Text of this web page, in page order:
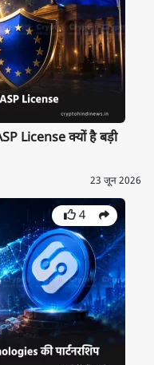
License क्यों है बड़ी
23 जून 2026
4